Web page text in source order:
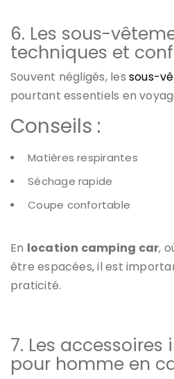
6. Les sous-
techniques et
Souvent négligés, les sous-
pourtant essentiels en
Conseils :
Matières respirantes
Séchage rapide
Coupe confortable
En location camping car,
être espacées, il est
praticité.
7. Les
pour homme en